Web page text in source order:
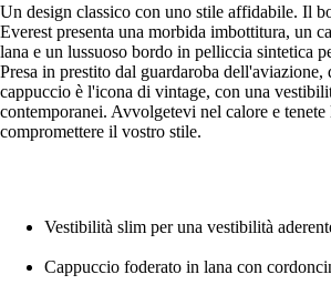
Un design classico con uno stile affidabile. Il
Everest presenta una morbida imbottitura, un
lana e un lussuoso bordo in pelliccia sintetica
Presa in prestito dal guardaroba dell'aviazione,
cappuccio è l'icona di vintage, con una
contemporanei. Avvolgetevi nel calore e
compromettere il vostro stile.
Vestibilità slim per una vestibilità
Cappuccio foderato in lana con